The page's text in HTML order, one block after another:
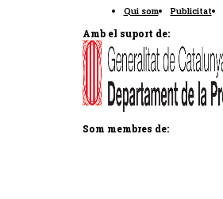
Qui som Publicitat
Amb el suport de:
Som membres de: